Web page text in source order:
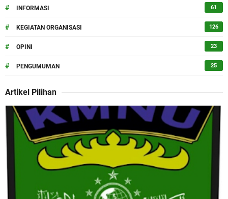
# INFORMASI 61
# KEGIATAN ORGANISASI 126
# OPINI 23
# PENGUMUMAN 25
Artikel Pilihan